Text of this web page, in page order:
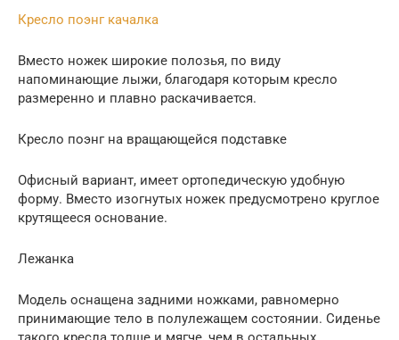
Кресло поэнг качалка
Вместо ножек широкие полозья, по виду
напоминающие лыжи, благодаря которым кресло
размеренно и плавно раскачивается.
Кресло поэнг на вращающейся подставке
Офисный вариант, имеет ортопедическую удобную
форму. Вместо изогнутых ножек предусмотрено круглое
крутящееся основание.
Лежанка
Модель оснащена задними ножками, равномерно
принимающие тело в полулежащем состоянии. Сиденье